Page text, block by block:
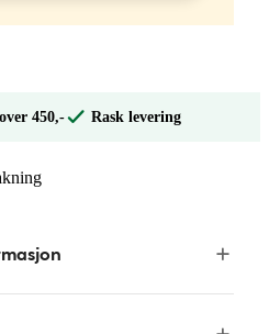
450,- Rask levering